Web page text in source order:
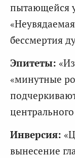
пытающейся
бессмертия
Эпитеты:
«минутные
Инверсия:
вынесение